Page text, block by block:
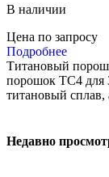
В наличии
Цена по запросу
Подробнее
Титановый
порошок TC4 для
титановый
Недавно